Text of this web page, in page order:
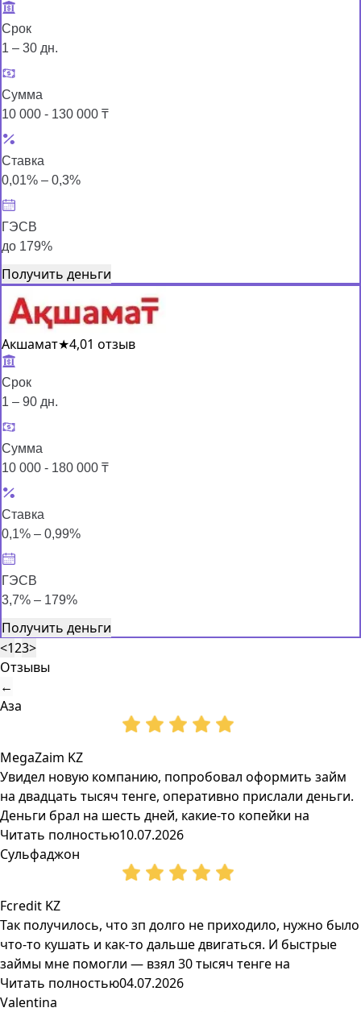
Срок
1 – 30 дн.
Сумма
10 000 - 130 000 ₸
Ставка
0,01% – 0,3%
ГЭСВ
до 179%
Получить деньги
Акшамат★4,01 отзыв
Срок
1 – 90 дн.
Сумма
10 000 - 180 000 ₸
Ставка
0,1% – 0,99%
ГЭСВ
3,7% – 179%
Получить деньги
<123>
Отзывы
←
Аза
MegaZaim KZ
Увидел новую компанию, попробовал оформить займ
на двадцать тысяч тенге, оперативно прислали деньги.
Деньги брал на шесть дней, какие-то копейки на
Читать полностью10.07.2026
Сульфаджон
Fcredit KZ
Так получилось, что зп долго не приходило, нужно было
что-то кушать и как-то дальше двигаться. И быстрые
займы мне помогли — взял 30 тысяч тенге на
Читать полностью04.07.2026
Valentina